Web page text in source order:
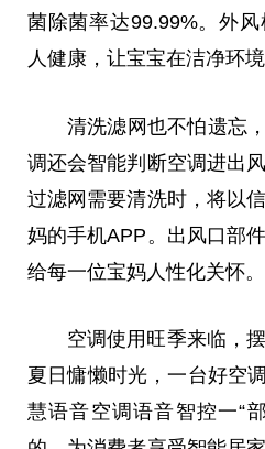
菌除菌率达99.99%。外
人健康，让宝宝在洁净环境
清洗滤网也不怕遗忘
调还会智能判断空调进出
过滤网需要清洗时，将以
妈的手机APP。出风口部
给每一位宝妈人性化关怀。
空调使用旺季来临，
夏日慵懒时光，一台好空
慧语音空调语音智控一“